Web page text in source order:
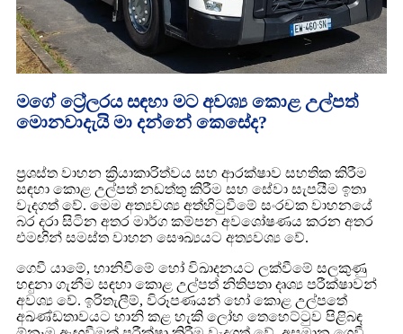
මගේ ට්‍රේලරය සඳහා මට අවශ්‍ය කොළ උල්පත්
මොනවාදැයි මා දන්නේ කෙසේද?
ප්‍රශස්ත වාහන ක්‍රියාකාරිත්වය සහ ආරක්ෂාව සහතික කිරීම
සඳහා කොළ උල්පත් නඩත්තු කිරීම සහ සේවා සැපයීම ඉතා
වැදගත් වේ. මෙම අත්‍යවශ්‍ය අත්හිටුවීමේ සංරචක වාහනයේ
බර දරා සිටින අතර මාර්ග කම්පන අවශෝෂණය කරන අතර
එමඟින් සමස්ත වාහන සෞඛ්‍යයට අත්‍යවශ්‍ය වේ.
ගෙවී යාමේ, හානිවීමේ හෝ විඛාදනයට ලක්වීමේ සලකුණු
හඳුනා ගැනීම සඳහා කොළ උල්පත් නිතිපතා දෘශ්‍ය පරීක්ෂාවන්
අවශ්‍ය වේ. ඉරිතැලීම්, විරූපණයන් හෝ කොළ උල්පතේ
අඛණ්ඩතාවයට හානි කළ හැකි ලෝහ තෙහෙට්ටුව පිළිබඳ